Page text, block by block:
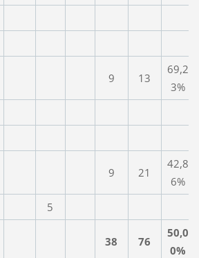
9 13
69,2
3%
9 21
42,8
6%
5
38 76
50,0
0%